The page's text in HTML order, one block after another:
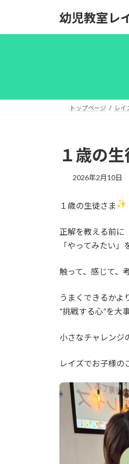
幼児教室レ
トップページ レイ
１歳の
2026年2月10日
１歳の生徒さま
正解を教える前に
「やってみたい
触って、感じて、
うまくできるかよ
“挑戦する心”を大
小さなチャレンジ
レイズでお子様の